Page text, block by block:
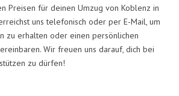
Preisen für deinen Umzug von Koblenz in
uns telefonisch oder per E-Mail, um
zu erhalten oder einen persönlichen
Wir freuen uns darauf, dich bei
zu dürfen!